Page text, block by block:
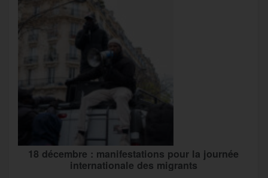
18 décembre : manifestations pour la journée
internationale des migrants